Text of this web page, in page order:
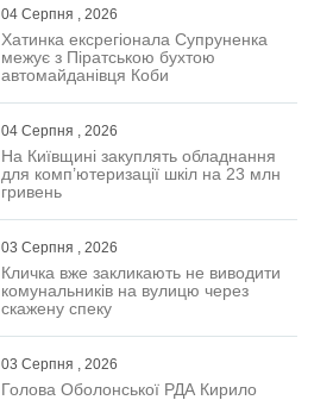
04 Серпня , 2026
Хатинка ексрегіонала Супруненка
межує з Піратською бухтою
автомайданівця Коби
04 Серпня , 2026
На Київщині закуплять обладнання
для комп’ютеризації шкіл на 23 млн
гривень
03 Серпня , 2026
Кличка вже закликають не виводити
комунальників на вулицю через
скажену спеку
03 Серпня , 2026
Голова Оболонської РДА Кирило